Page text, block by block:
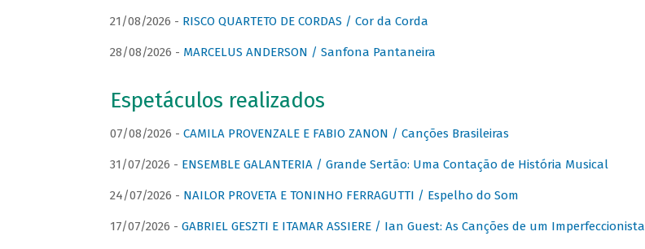
21/08/2026 - RISCO QUARTETO DE CORDAS / Cor da Corda
28/08/2026 - MARCELUS ANDERSON / Sanfona Pantaneira
Espetáculos realizados
07/08/2026 - CAMILA PROVENZALE E FABIO ZANON / Canções Brasileiras
31/07/2026 - ENSEMBLE GALANTERIA / Grande Sertão: Uma Contação de História Musical
24/07/2026 - NAILOR PROVETA E TONINHO FERRAGUTTI / Espelho do Som
17/07/2026 - GABRIEL GESZTI E ITAMAR ASSIERE / Ian Guest: As Canções de um Imperfeccionista